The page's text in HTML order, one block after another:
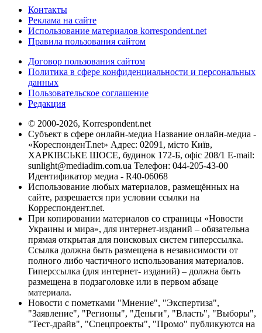
Контакты
Реклама на сайте
Использование материалов korrespondent.net
Правила пользования сайтом
Договор пользования сайтом
Политика в сфере конфиденциальности и персональных
данных
Пользовательское соглашение
Редакция
© 2000-2026, Korrespondent.net
Субъект в сфере онлайн-медиа Название онлайн-медиа -
«КореспонденТ.net» Адрес: 02091, місто Київ,
ХАРКІВСЬКЕ ШОСЕ, будинок 172-Б, офіс 208/1 E-mail:
sunlight@mediadim.com.ua Телефон: 044-205-43-00
Идентификатор медиа - R40-06068
Использование любых материалов, размещённых на
сайте, разрешается при условии ссылки на
Корреспондент.net.
При копировании материалов со страницы «Новости
Украины и мира», для интернет-изданий – обязательна
прямая открытая для поисковых систем гиперссылка.
Ссылка должна быть размещена в независимости от
полного либо частичного использования материалов.
Гиперссылка (для интернет- изданий) – должна быть
размещена в подзаголовке или в первом абзаце
материала.
Новости с пометками "Мнение", "Экспертиза",
"Заявление", "Регионы", "Деньги", "Власть", "Выборы",
"Тест-драйв", "Спецпроекты", "Промо" публикуются на